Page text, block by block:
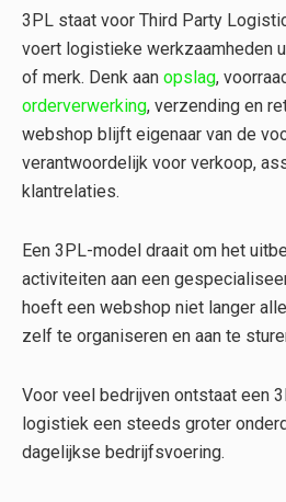
3PL staat voor Third Party
voert logistieke werkzaamheden
of merk. Denk aan opslag,
orderverwerking, verzending en
webshop blijft eigenaar van de
verantwoordelijk voor verkoop,
klantrelaties.
Een 3PL-model draait om het
activiteiten aan een
hoeft een webshop niet langer
zelf te organiseren en aan te
Voor veel bedrijven ontstaat een
logistiek een steeds groter
dagelijkse bedrijfsvoering.